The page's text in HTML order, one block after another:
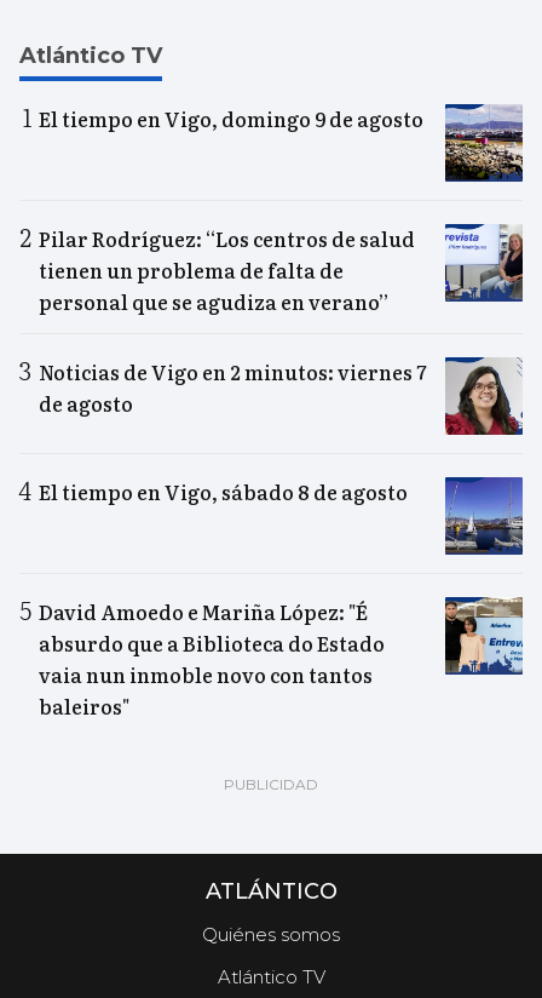
Atlántico TV
El tiempo en Vigo, domingo 9 de agosto
Pilar Rodríguez: “Los centros de salud
tienen un problema de falta de
personal que se agudiza en verano”
Noticias de Vigo en 2 minutos: viernes 7
de agosto
El tiempo en Vigo, sábado 8 de agosto
David Amoedo e Mariña López: "É
absurdo que a Biblioteca do Estado
vaia nun inmoble novo con tantos
baleiros"
ATLÁNTICO
Quiénes somos
Atlántico TV